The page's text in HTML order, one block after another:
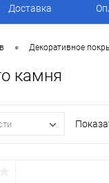
Доставка
• Декоративное
камня